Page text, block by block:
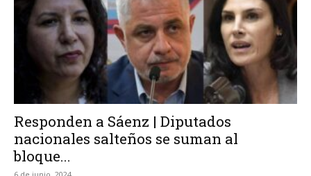
Responden a Sáenz | Diputados
nacionales salteños se suman al
bloque...